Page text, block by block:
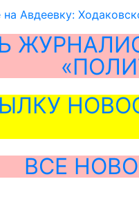
на Авдеевку:
ВСЕ